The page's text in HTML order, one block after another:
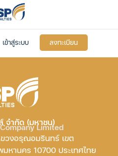
เข้าสู่ระบบ ลงทะเบียน
จำกัด (มหาชน)
Limited
วงอรุณอมรินทร์ เขต
หานคร 10700 ประเทศไทย